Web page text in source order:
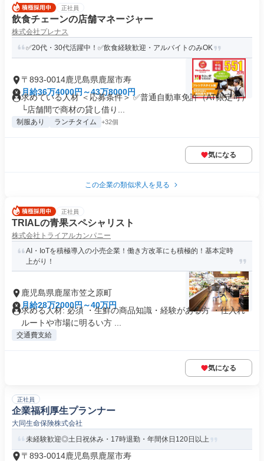
正社員
飲食チェーンの店舗マネージャー
株式会社プレナス
✅20代・30代活躍中！✅飲食経験歓迎・アルバイトのみOK
〒893-0014鹿児島県鹿屋市寿
月給36万4000円～43万8000円
求めている人材 ＜応募条件＞ ✅普通自動車免許（AT限定可）
└店舗間で商材の貸し借り...
制服あり ランチタイム +32個
気になる
この企業の類似求人を見る
正社員
TRIALの青果スペシャリスト
株式会社トライアルカンパニー
AI・IoTを積極導入の小売企業！働き方改革にも積極的！基本定時
上がり！
鹿児島県鹿屋市笠之原町
月給28万2000円～40万円
求める人材: 必須 ・生鮮の商品知識・経験がある方 ・仕入れ
ルートや市場に明るい方 ...
交通費支給
気になる
正社員
企業福利厚生プランナー
大同生命保険株式会社
未経験歓迎◎土日祝休み・17時退勤・年間休日120日以上
〒893-0014鹿児島県鹿屋市寿